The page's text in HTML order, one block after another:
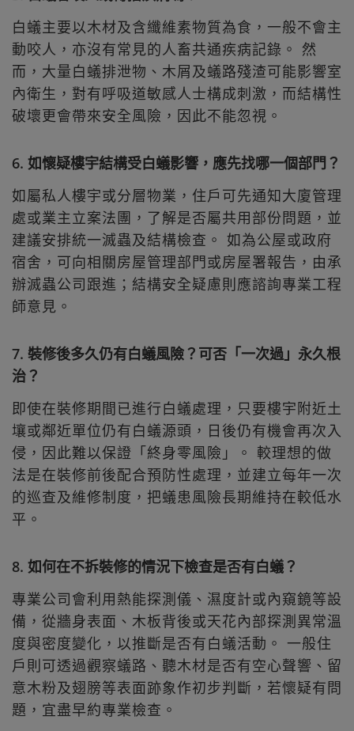
白蟻主要以木材及含纖維素物質為食，一般不會主
動咬人，亦沒有常見的人畜共通疾病記錄。 然
而，大量白蟻排泄物、木屑及蟻路殘渣可能影響室
內衛生，對有呼吸道敏感人士構成刺激，而結構性
破壞更會帶來安全風險，因此不能忽視。
6. 如懷疑樓宇結構受白蟻影響，應先找哪一個部門？
如屬私人樓宇或分層物業，住戶可先通知大廈管理
處或業主立案法團，了解是否屬共用部份問題，並
建議安排統一滅蟲及結構檢查。 如為公屋或政府
宿舍，可向相關房屋管理部門或房屋署報告，由承
辦滅蟲公司跟進；結構安全疑慮則應諮詢專業工程
師意見。
7. 裝修後多久仍有白蟻風險？可否「一次過」永久根
治？
即使在裝修期間已進行白蟻處理，只要樓宇附近土
壤或鄰近單位仍有白蟻源頭，日後仍有機會再次入
侵，因此難以保證「終身零風險」。 較理想的做
法是在裝修前後配合預防性處理，並建立每年一次
的巡查及維修制度，把蟻患風險長期維持在較低水
平。
8. 如何在不拆裝修的情況下檢查是否有白蟻？
專業公司會利用熱能探測儀、濕度計或內窺鏡等設
備，從牆身表面、木板背後或天花內部探測異常溫
度與密度變化，以推斷是否有白蟻活動。 一般住
戶則可透過觀察蟻路、聽木材是否有空心聲響、留
意木粉及翅膀等表面跡象作初步判斷，若懷疑有問
題，宜盡早約專業檢查。